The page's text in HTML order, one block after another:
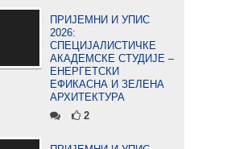
ПРИЈЕМНИ И УПИС
2026:
СПЕЦИЈАЛИСТИЧКЕ
АКАДЕМСКЕ СТУДИЈЕ –
ЕНЕРГЕТСКИ
ЕФИКАСНА И ЗЕЛЕНА
АРХИТЕКТУРА
2